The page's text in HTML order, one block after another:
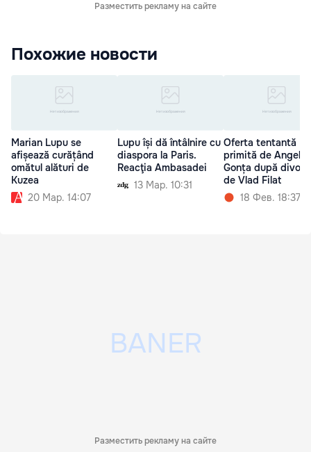
Разместить рекламу на сайте
Похожие новости
Marian Lupu se
afișează curățând
omătul alături de
Kuzea
20 Мар. 14:07
Lupu își dă întâlnire cu
diaspora la Paris.
Reacţia Ambasadei
13 Мар. 10:31
Oferta tentantă
primită de Angela
Gonța după
de Vlad Filat
18 Фев. 18:37
Разместить рекламу на сайте